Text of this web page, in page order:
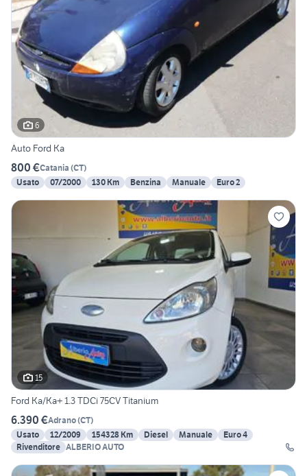
6
Auto Ford Ka
800 €Catania (CT)
Usato
07/2000 130 Km Benzina Manuale Euro 2
15
Ford Ka/Ka+ 1.3 TDCi 75CV Titanium
6.390 €Adrano(CT)
Usato
12/2009 154328 Km Diesel Manuale
Euro 4
Rivenditore ALBERIO AUTO